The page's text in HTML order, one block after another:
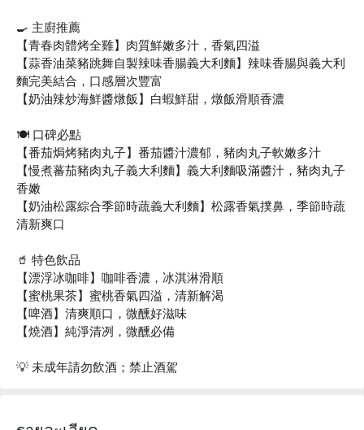
🍳 主廚推薦
【青春肉體烤全雞】肉質鮮嫩多汁，香氣四溢
【蒜香油菜豬跳舞自製辣味香腸義大利麵】辣味香腸與義大利
麵完美結合，口感層次豐富
【奶油辣炒海鮮醬燉飯】白蝦鮮甜，燉飯滑順香濃
🍽️ 口碑必點
【番茄焗烤豬肉丸子】番茄醬汁濃郁，豬肉丸子軟嫩多汁
【慢煮蕃茄豬肉丸子義大利麵】義大利麵吸滿醬汁，豬肉丸子
香嫩
【奶油松露綜合季節時蔬義大利麵】松露香氣撲鼻，季節時蔬
清新爽口
🥤 特色飲品
【漂浮冰咖啡】咖啡香濃，冰淇淋滑順
【蜜桃果茶】蜜桃香氣四溢，清新解渴
【啤酒】清爽順口，微醺好滋味
【燒酒】純淨清冽，微醺必備
💡 未成年請勿飲酒；禁止酒駕